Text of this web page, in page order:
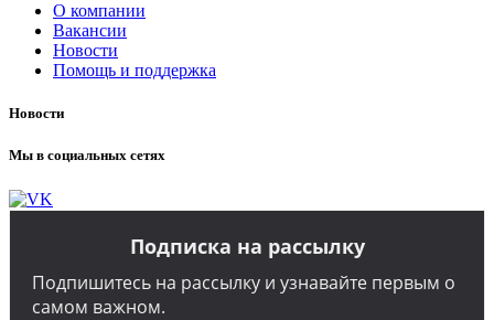
О компании
Вакансии
Новости
Помощь и поддержка
Новости
Мы в социальных сетях
Подписка на рассылку
Подпишитесь на рассылку и узнавайте первым о
самом важном.